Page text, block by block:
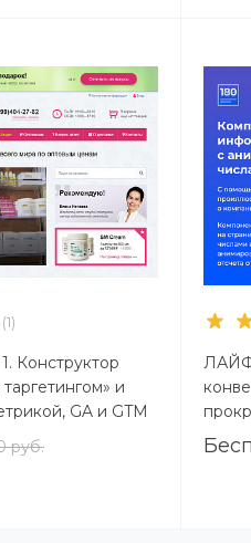
(1)
Конструктор
и
GA и GTM
руб.